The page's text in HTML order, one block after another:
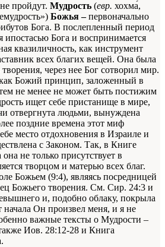
пройдут. Мудрость (евр. хохма́,
Божья –первоначально
Бога. В послепленный период
ипостасью Бога и воспринимается
квазиличность, как инструмент
всех благих вещей. Она была
через нее Бог сотворил мир.
Божий принцип, заложенный в
не менее не может быть постижим
ищет себе пристанище в мире,
отвергнута людьми, вынуждена
поздние времена этот миф
место отдохновения в Израиле и
с Законом. Так, в Книге
не только присутствует в
творцом и матерью всех благ.
Божьем (9:4), являясь посредницей
Божьего творения. См. Сир. 24:3 и
и, подобно облаку, покрыла
Он произвел меня, и я не
важные тексты о Мудрости –
Иов. 28:12-28 и Книга